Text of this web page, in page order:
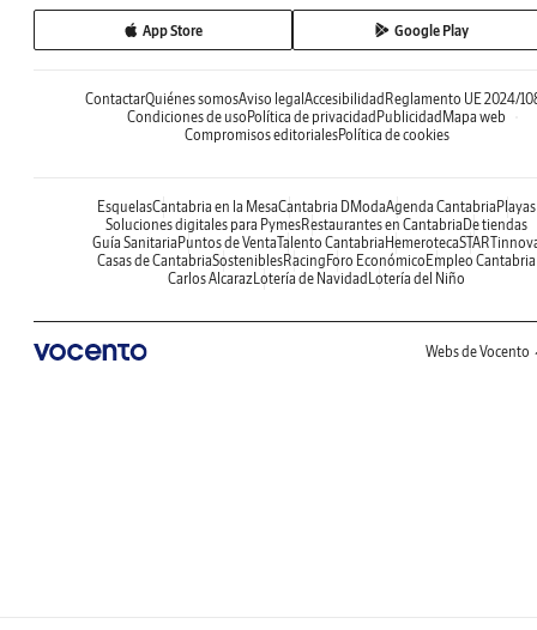
App Store Google Play
ContactarQuiénes somosAviso legal Accesibilidad Reglamento UE 2024/
Condiciones de uso Política de privacidad Publicidad Mapa web
Compromisos editorialesPolítica de cookies
EsquelasCantabria en la MesaCantabria DModaAgenda Cantabria Playas
Soluciones digitales para PymesRestaurantes en Cantabria De tiendas
Guía Sanitaria Puntos de VentaTalento Cantabria Hemeroteca
Casas de CantabriaSosteniblesRacing Foro Económico Empleo Cantabria
Carlos AlcarazLotería de Navidad Lotería del Niño
Webs de Vocento